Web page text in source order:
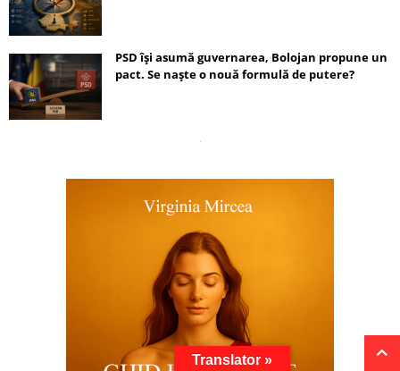
PSD își asumă guvernarea, Bolojan propune un
pact. Se naște o nouă formulă de putere?
Translator »